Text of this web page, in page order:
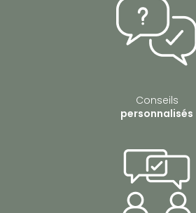
Conseils
personnalisés